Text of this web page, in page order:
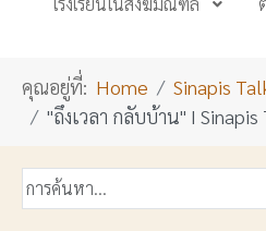
คุณอยู่ที่: Home
Sinapis
"ถึงเวลา กลับบ้าน" I Sinapis